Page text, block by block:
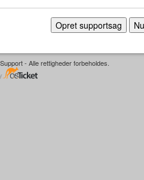
- Alle rettigheder forbeholdes.